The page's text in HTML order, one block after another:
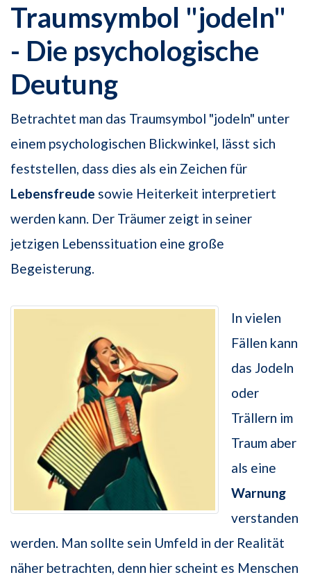
Traumsymbol "jodeln"
- Die psychologische
Deutung
Betrachtet man das Traumsymbol "jodeln" unter
einem psychologischen Blickwinkel, lässt sich
feststellen, dass dies als ein Zeichen für
Lebensfreude sowie Heiterkeit interpretiert
werden kann. Der Träumer zeigt in seiner
jetzigen Lebenssituation eine große
Begeisterung.
In vielen
Fällen kann
das Jodeln
oder
Trällern im
Traum aber
als eine
Warnung
verstanden
werden. Man sollte sein Umfeld in der Realität
näher betrachten, denn hier scheint es Menschen